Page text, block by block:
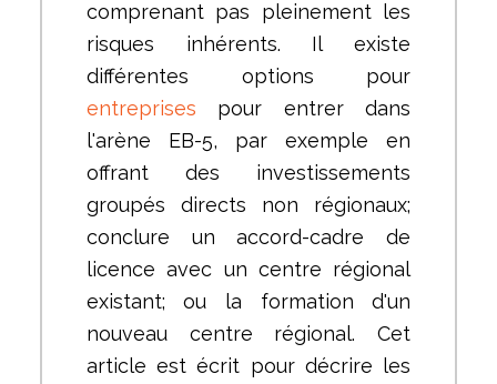
comprenant pas pleinement les
risques inhérents. Il existe
différentes options pour
entreprises pour entrer dans
l'arène EB-5, par exemple en
offrant des investissements
groupés directs non régionaux;
conclure un accord-cadre de
licence avec un centre régional
existant; ou la formation d'un
nouveau centre régional. Cet
article est écrit pour décrire les